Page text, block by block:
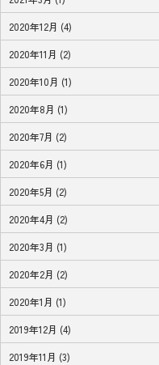
2020年12月 (4)
2020年11月 (2)
2020年10月 (1)
2020年8月 (1)
2020年7月 (2)
2020年6月 (1)
2020年5月 (2)
2020年4月 (2)
2020年3月 (1)
2020年2月 (2)
2020年1月 (1)
2019年12月 (4)
2019年11月 (3)